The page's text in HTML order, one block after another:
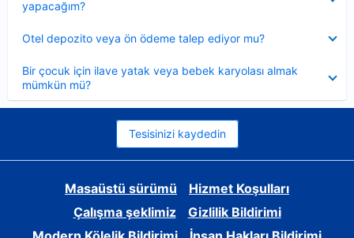
yapacağım?
Otel depozito veya ön ödeme talep ediyor mu?
Bir çocuk için ilave yatak veya bebek karyolası almak
mümkün mü?
Tesisinizi kaydedin
Masaüstü sürümü
Hizmet Koşulları
Çalışma şeklimiz
Gizlilik Bildirimi